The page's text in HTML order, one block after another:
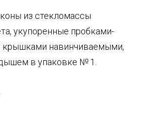
из стекломассы
укупоренные пробками-
крышками навинчиваемыми,
в упаковке № 1.